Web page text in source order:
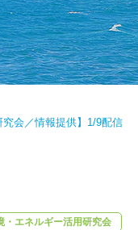
サプライヤ
ェクト
販路開拓支
クト
究会／情報提供】1/9配信
・エネルギー活用研究会